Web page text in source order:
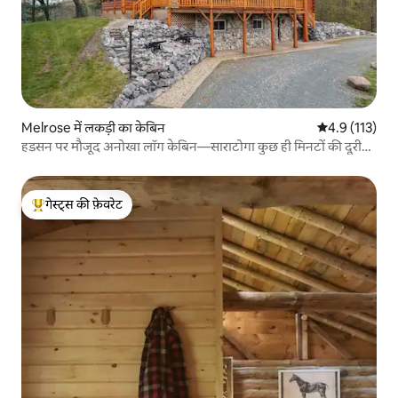
Melrose में लकड़ी का केबिन औसत रेटिंग 5 में
4.9 (113)
हडसन पर मौजूद अनोखा लॉग केबिन—साराटोगा कुछ ही मिनटों की दूरी
गेस्ट्स का टॉप फ़ेवरेट
गेस्ट्स की फ़ेवरेट